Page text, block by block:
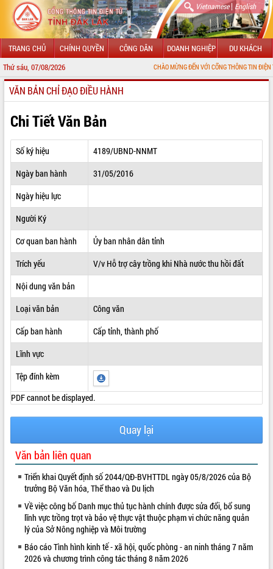
Vietnamese| English
TRANG CHỦ CHÍNH QUYỀN CÔNG DÂN DOANH NGHIỆP DU KHÁCH
Thứ sáu, 07/08/2026 CHÀO MỪNG ĐẾN VỚI CỔNG THÔNG TIN ĐIỆN TỬ TỈNH ĐẮK
GIỚI THIỆU
LÃNH ĐẠO UBND TỈNH
TIN TỨC SỰ KIỆN
SỞ, BAN, NGÀNH
THÔNG TIN CHỈ ĐẠO ĐIỀU HÀNH
HỆ THỐNG VĂN BẢN
VĂN BẢN HĐND TỈNH
ĐIỂM TIN VĂN BẢN
QUY HOẠCH - KẾ HOẠCH
VIDEO
VĂN BẢN CHỈ ĐẠO ĐIỀU HÀNH
Chi Tiết Văn Bản
Số ký hiệu
4189/UBND-NNMT
Ngày ban hành
31/05/2016
Ngày hiệu lực
Người Ký
Cơ quan ban hành
Ủy ban nhân dân tỉnh
Trích yếu
V/v Hỗ trợ cây trồng khi Nhà nước thu hồi đất
Nội dung văn bản
Loại văn bản
Công văn
Cấp ban hành
Cấp tỉnh, thành phố
Lĩnh vực
Tệp đính kèm
PDF cannot be displayed.
Quay lại
Văn bản liên quan
Triển khai Quyết định số 2044/QĐ-BVHTTDL ngày 05/8/2026 của Bộ
trưởng Bộ Văn hóa, Thể thao và Du lịch
Về việc công bố Danh mục thủ tục hành chính được sửa đổi, bổ sung
lĩnh vực trồng trọt và bảo vệ thực vật thuộc phạm vi chức năng quản
lý của Sở Nông nghiệp và Môi trường
Báo cáo Tình hình kinh tế - xã hội, quốc phòng - an ninh tháng 7 năm
2026 và chương trình công tác tháng 8 năm 2026